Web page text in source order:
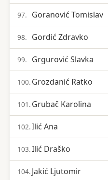
97. Goranović Tomislav
98. Gordić Zdravko
99. Grgurović Slavka
100. Grozdanić Ratko
101. Grubač Karolina
102.Ilić Ana
103.Ilić Draško
104. Jakić Ljutomir